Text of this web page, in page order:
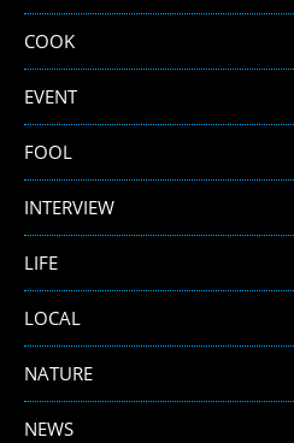
COOK
EVENT
FOOL
INTERVIEW
LIFE
LOCAL
NATURE
NEWS